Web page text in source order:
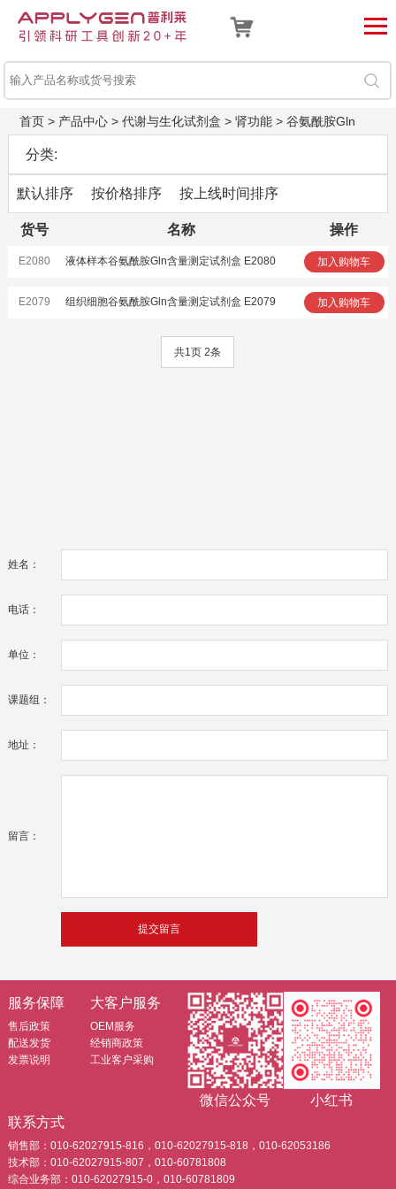
首页> 产品中心> 代谢与生化试剂盒 > 肾功能> 谷氨酰胺Gln
分类:
默认排序 按价格排序 按上线时间排序
货号 名称 操作
E2080 液体样本谷氨酰胺Gln含量测定试剂盒 E2080 加入购物车
E2079 组织细胞谷氨酰胺Gln含量测定试剂盒 E2079 加入购物车
共1页 2条
姓名：
电话：
单位：
课题组：
地址：
留言：
服务保障
售后政策
配送发货
发票说明
大客户服务
OEM服务
经销商政策
工业客户采购
微信公众号
小红书
联系方式
销售部：010-62027915-816，010-62027915-818，010-62053186
技术部：010-62027915-807，010-60781808
综合业务部：010-62027915-0，010-60781809